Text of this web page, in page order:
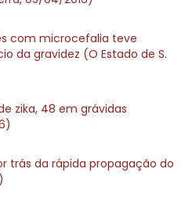
com microcefalia teve
da gravidez (O Estado de S.
zika, 48 em grávidas
trás da rápida propagação do